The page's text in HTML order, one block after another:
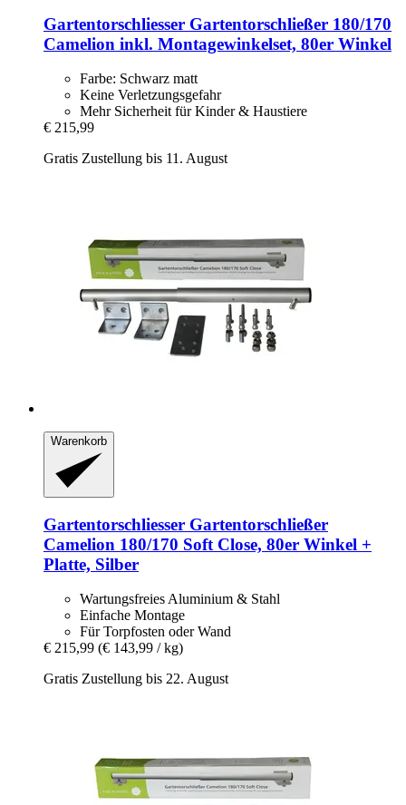
Gartentorschliesser Gartentorschließer 180/170
Camelion inkl. Montagewinkelset, 80er Winkel
Farbe: Schwarz matt
Keine Verletzungsgefahr
Mehr Sicherheit für Kinder & Haustiere
€ 215,99
Gratis Zustellung bis 11. August
Warenkorb
Gartentorschliesser Gartentorschließer
Camelion 180/170 Soft Close, 80er Winkel +
Platte, Silber
Wartungsfreies Aluminium & Stahl
Einfache Montage
Für Torpfosten oder Wand
€ 215,99 (€ 143,99 / kg)
Gratis Zustellung bis 22. August